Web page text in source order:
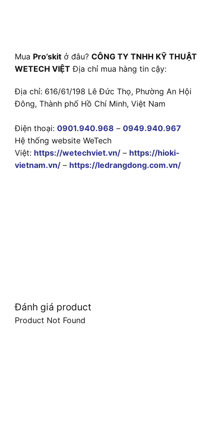
Mua Pro’skit ở đâu? CÔNG TY TNHH KỸ THUẬT
WETECH VIỆT Địa chỉ mua hàng tin cậy:
Địa chỉ: 616/61/198 Lê Đức Thọ, Phường An Hội
Đông, Thành phố Hồ Chí Minh, Việt Nam
Điện thoại: 0901.940.968 – 0949.940.967
Hệ thống website WeTech
Việt: https://wetechviet.vn/ – https://hioki-
vietnam.vn/ – https://ledrangdong.com.vn/
Đánh giá product
Product Not Found